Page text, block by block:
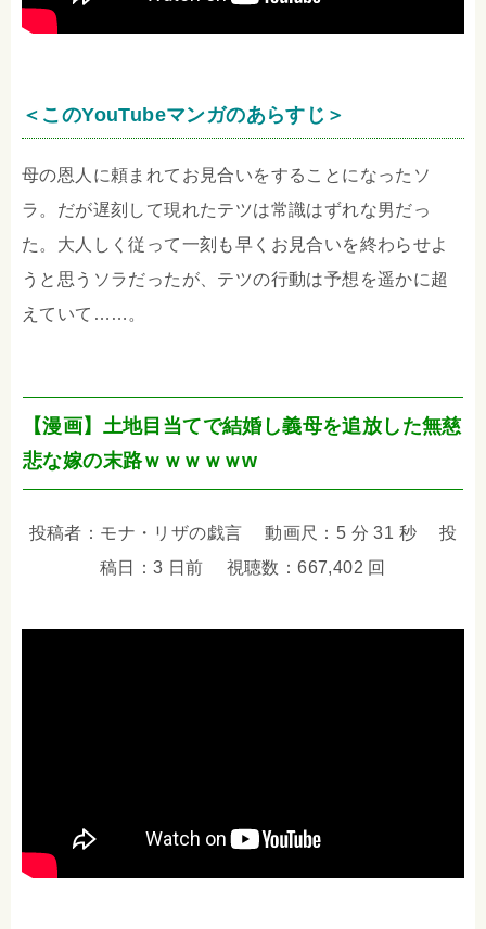
＜このYouTubeマンガのあらすじ＞
母の恩人に頼まれてお見合いをすることになったソ
ラ。だが遅刻して現れたテツは常識はずれな男だっ
た。大人しく従って一刻も早くお見合いを終わらせよ
うと思うソラだったが、テツの行動は予想を遥かに超
えていて……。
【漫画】土地目当てで結婚し義母を追放した無慈
悲な嫁の末路ｗｗｗｗｗw
投稿者：モナ・リザの戯言 動画尺：5 分 31 秒 投
稿日：3 日前 視聴数：667,402 回